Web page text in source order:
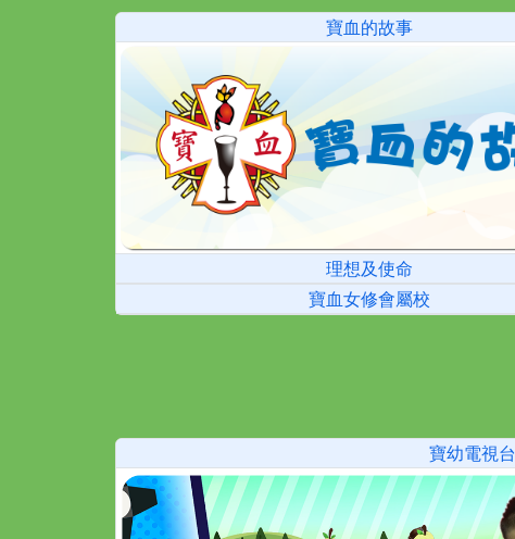
寶血的故事
理想及使命
寶血女修會屬校
寶幼電視台